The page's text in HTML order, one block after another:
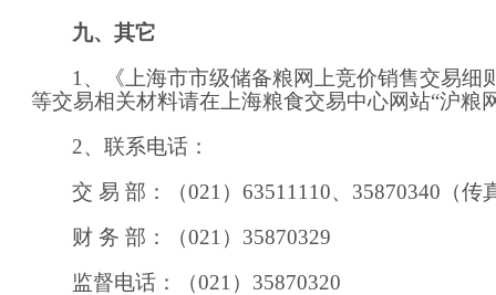
九、其它
1、《上海市市级储备粮网上竞价销售交易细
等交易相关材料请在上海粮食交易中心网站“沪粮
2、联系电话：
交 易 部：（021 ）63511110、 35870340 （传
财 务 部：（021 ） 35870329
监督电话：（021 ） 35870320